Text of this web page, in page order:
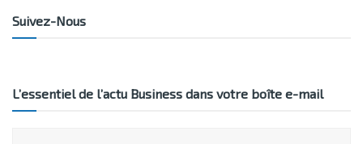
Suivez-Nous
L’essentiel de l’actu Business dans votre boîte e-mail